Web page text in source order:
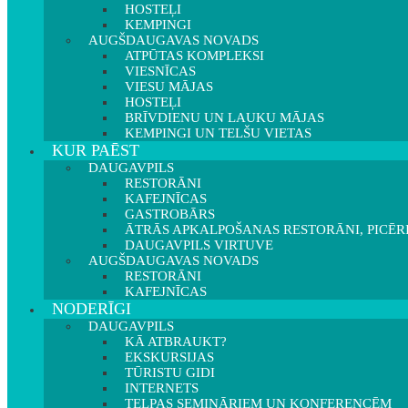
HOSTEĻI
KEMPINGI
AUGŠDAUGAVAS NOVADS
ATPŪTAS KOMPLEKSI
VIESNĪCAS
VIESU MĀJAS
HOSTEĻI
BRĪVDIENU UN LAUKU MĀJAS
KEMPINGI UN TELŠU VIETAS
KUR PAĒST
DAUGAVPILS
RESTORĀNI
KAFEJNĪCAS
GASTROBĀRS
ĀTRĀS APKALPOŠANAS RESTORĀNI,
DAUGAVPILS VIRTUVE
AUGŠDAUGAVAS NOVADS
RESTORĀNI
KAFEJNĪCAS
NODERĪGI
DAUGAVPILS
KĀ ATBRAUKT?
EKSKURSIJAS
TŪRISTU GIDI
INTERNETS
TELPAS SEMINĀRIEM UN KONFERENCĒM